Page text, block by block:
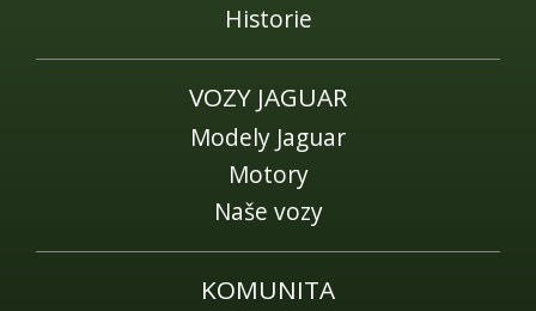
Historie
VOZY JAGUAR
Modely Jaguar
Motory
Naše vozy
KOMUNITA